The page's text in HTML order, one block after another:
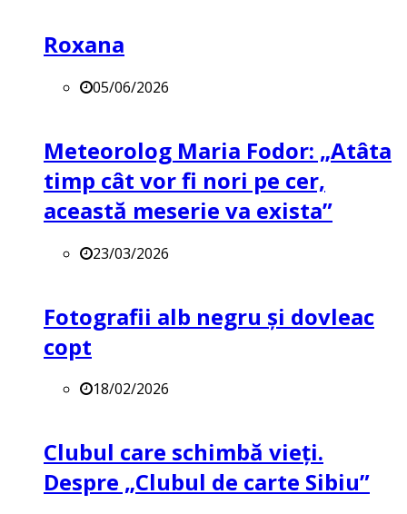
Roxana
05/06/2026
Meteorolog Maria Fodor: „Atâta
timp cât vor fi nori pe cer,
această meserie va exista”
23/03/2026
Fotografii alb negru și dovleac
copt
18/02/2026
Clubul care schimbă vieți.
Despre „Clubul de carte Sibiu”